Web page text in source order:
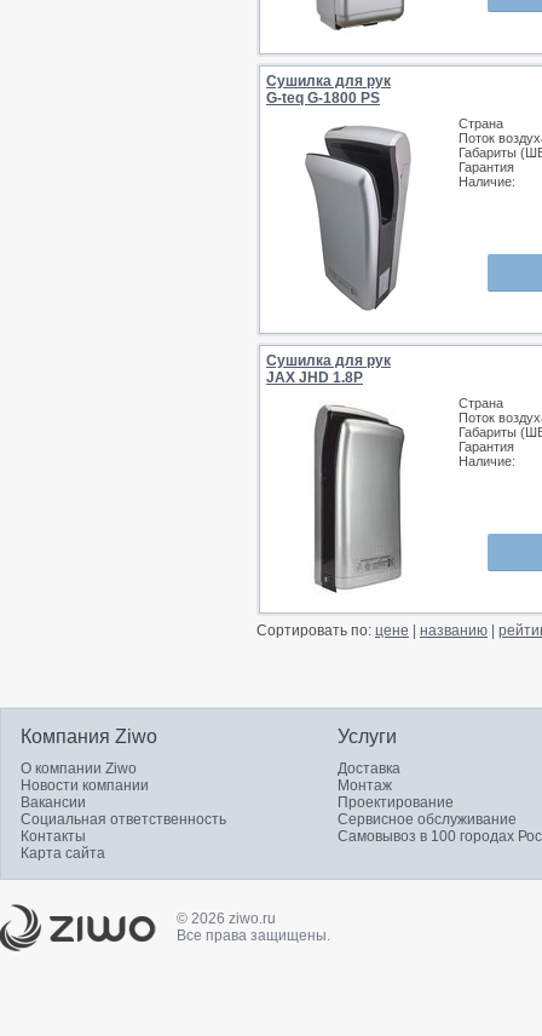
Сушилка для рук
G-teq G-1800 PS
Страна
Поток
Габариты
Гарантия
Наличие:
Сушилка для рук
JAX JHD 1.8P
Страна
Поток
Габариты
Гарантия
Наличие:
Сортировать по: цене названию
Компания Ziwo
О компании Ziwo
Новости компании
Вакансии
Социальная ответственность
Контакты
Карта сайта
Услуги
Доставка
Монтаж
Проектирование
Сервисное обслуживание
Самовывоз в 100 городах
© 2026 ziwo.ru
Все права защищены.